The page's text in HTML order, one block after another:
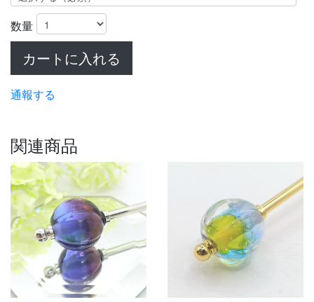
数量
カートに入れる
通報する
関連商品